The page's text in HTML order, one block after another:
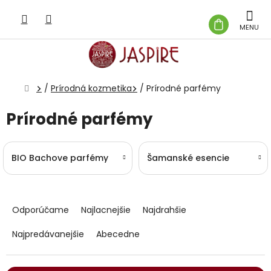
obsah
KOŠÍK
Domov
/ Prírodná kozmetika / Prírodné parfémy
Prírodné parfémy
BIO Bachove parfémy Šamanské esencie
a
e
Odporúčame Najlacnejšie
Najdrahšie
Najpredávanejšie
Abecedne